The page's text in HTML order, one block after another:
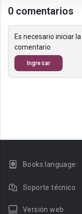
0 comentarios
Es necesario iniciar
comentario
Ingresar
Books language:
Soporte técnico
Versión web